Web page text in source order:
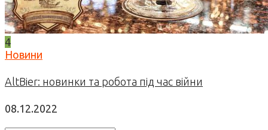
4
Новини
AltBier: новинки та робота під час війни
08.12.2022